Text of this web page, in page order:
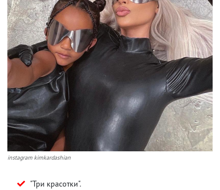
instagram kimkardashian
"Три красотки".